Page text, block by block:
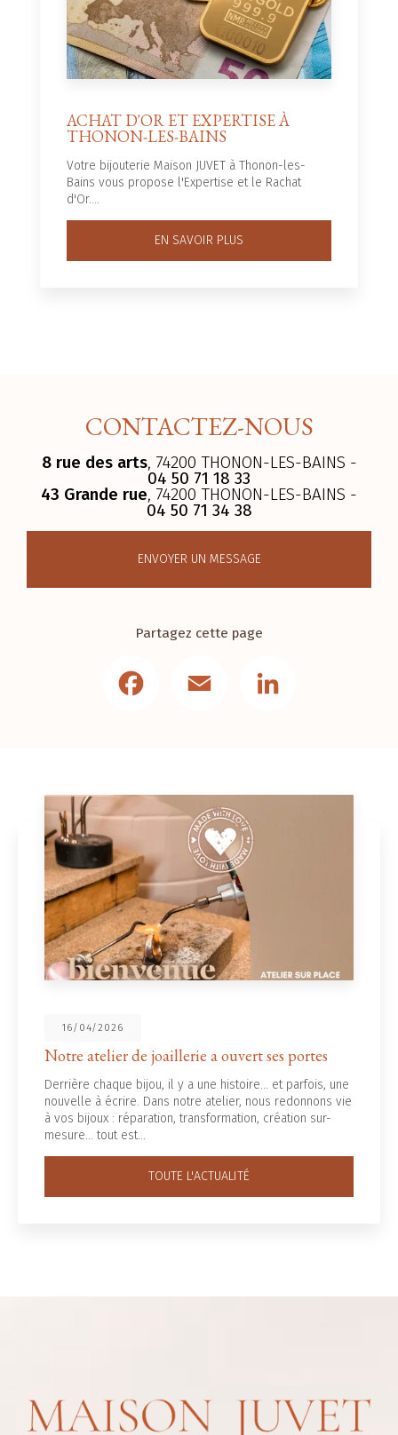
ACHAT D'OR ET EXPERTISE À
THONON-LES-BAINS
Votre bijouterie Maison JUVET à Thonon-les-
Bains vous propose l'Expertise et le Rachat
d'Or....
EN SAVOIR PLUS
CONTACTEZ-NOUS
8 rue des arts, 74200 THONON-LES-BAINS -
04 50 71 18 33
43 Grande rue, 74200 THONON-LES-BAINS -
04 50 71 34 38
ENVOYER UN MESSAGE
Partagez cette page
16/04/2026
Notre atelier de joaillerie a ouvert ses portes
Derrière chaque bijou, il y a une histoire... et parfois, une
nouvelle à écrire. Dans notre atelier, nous redonnons vie
à vos bijoux : réparation, transformation, création sur-
mesure… tout est…
TOUTE L'ACTUALITÉ